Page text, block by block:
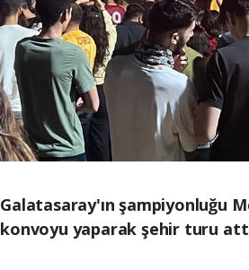
Galatasaray'ın şampiyonluğu
konvoyu yaparak şehir turu